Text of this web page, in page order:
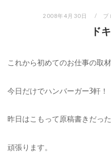
2008年4月30日 ブ
ド
これから初めてのお仕事の取材
今日だけでハンバーガー3軒！
昨日はこもって原稿書きだっ
頑張ります。